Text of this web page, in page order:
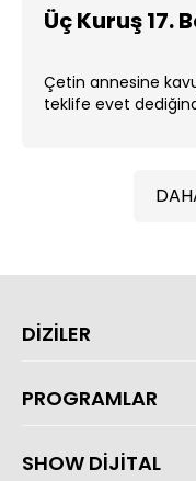
Üç Kuruş 17.
Çetin annesine
teklife evet
DİZİLER
PROGRAMLAR
SHOW DİJİTAL